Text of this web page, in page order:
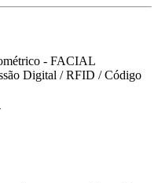
- FACIAL
Digital / RFID / Código